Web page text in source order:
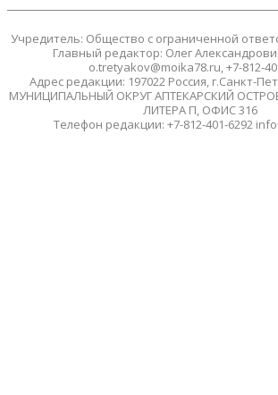
Учредитель: Общество с ограниченной
Главный редактор: Олег
o.tretyakov@moika78.ru, +7-812-
Адрес редакции: 197022 Россия, г.Санкт-
МУНИЦИПАЛЬНЫЙ ОКРУГ АПТЕКАРСКИЙ
ЛИТЕРА П, ОФИС 316
Телефон редакции: +7-812-401-6292